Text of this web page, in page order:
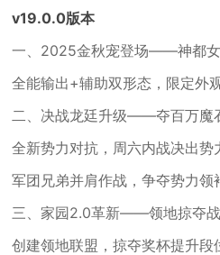
v19.0.0版本
一、2025金秋宠登场——神都女
全能输出+辅助双形态，限定外
二、决战龙廷升级——夺百万魔
全新势力对抗，周六内战决出势
军团兄弟并肩作战，争夺势力领
三、家园2.0革新——领地掠夺战
创建领地联盟，掠夺奖杯提升段